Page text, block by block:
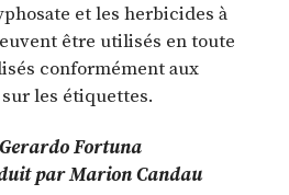
et les herbicides à
être utilisés en toute
conformément aux
les étiquettes.
Fortuna
par Marion Candau